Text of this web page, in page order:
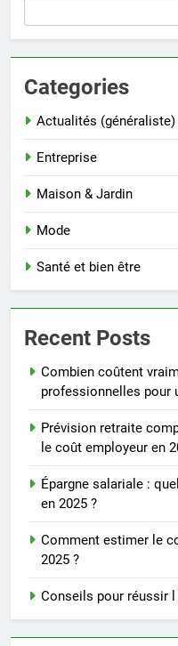
Categories
Actualités (généraliste)
Entreprise
Maison & Jardin
Mode
Santé et bien être
Recent Posts
Combien coûtent
professionnelles pour
Prévision retraite
le coût employeur en
Épargne salariale :
en 2025 ?
Comment estimer le
2025 ?
Conseils pour réussir